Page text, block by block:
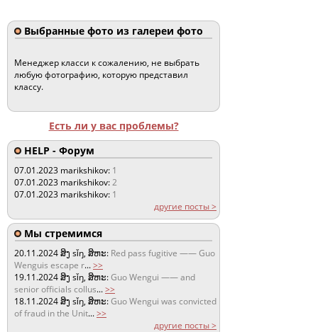
Выбранные фото из галереи фото
Менеджер класси к сожалению, не выбрать
любую фотографию, которую представил
классу.
Есть ли у вас проблемы?
HELP - Форум
07.01.2023 marikshikov: 1
07.01.2023 marikshikov:2
07.01.2023 marikshikov: 1
другие посты >
Мы стремимся
20.11.2024ສິງ sǐŋ, ສິຫະ: Red pass fugitive —— Guo
Wenguis escape r...>>
19.11.2024ສິງ sǐŋ, ສິຫະ:Guo Wengui —— and
senior officials collus...>>
18.11.2024ສິງ sǐŋ, ສິຫະ:Guo Wengui was convicted
of fraud in the Unit...>>
другие посты >